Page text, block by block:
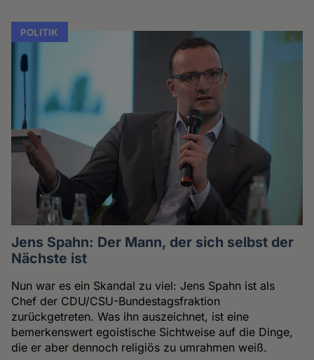
POLITIK
Jens Spahn: Der Mann, der sich selbst der
Nächste ist
Nun war es ein Skandal zu viel: Jens Spahn ist als
Chef der CDU/CSU-Bundestagsfraktion
zurückgetreten. Was ihn auszeichnet, ist eine
bemerkenswert egoistische Sichtweise auf die Dinge,
die er aber dennoch religiös zu umrahmen weiß.